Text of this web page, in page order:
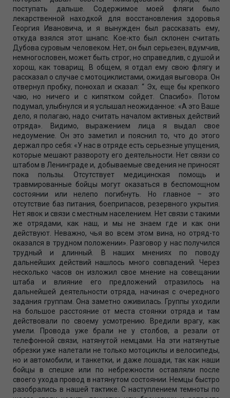
поступать дальше. Содержимое моей фляги было
лекарственной находкой для восстановления здоровья
Георгия Ивановича, и я вынужден был рассказать ему,
откуда взялся этот шнапс. Кое-кто был склонен считать
Дубова суровым человеком. Нет, он был серьезен, вдумчив,
немногословен, может быть строг, но справедлив, с душой и
хорош, как товарищ. В общем, я отдал ему свою флягу и
рассказал о случае с мотоциклистами, ожидая выговора. Он
отвернул пробку, понюхал и сказал: “ Эх, еще бы крепкого
чаю, но ничего и с кипятком сойдет. Спасибо». Потом
подумал, улыбнулся и я услышал неожиданное: «А это Ваше
дело, я полагаю, надо считать началом активных действий
отряда». Видимо, выражением лица я выдал свое
недоумение. Он это заметил и пояснил то, что до этого
держал про себя: «У нас в отряде есть серьезные упущения,
которые мешают развороту его деятельности. Нет связи со
штабом в Ленинграде и, добываемые сведения не приносят
пока пользы. Отсутствует медицинская помощь и
травмированные бойцы могут оказаться в беспомощном
состоянии или нелепо погибнуть. Но главное – это
отсутствие баз питания, боеприпасов, резервного укрытия.
Нет явок и связи с местным населением. Нет связи с такими
же отрядами, как наш, и мы не знаем где и как они
действуют. Неважно, чья во всем этом вина, но отряд-то
оказался в трудном положении». Разговор у нас получился
трудный и длинный. В наших мнениях по поводу
дальнейших действий нашлось много совпадений. Через
несколько часов он изложил свое мнение на совещании
штаба и влияние его предложений отразилось на
дальнейшей деятельности отряда, начиная с очередного
задания группам. Она заметно оживилась. Группы уходили
на большое расстояние от места стоянки отряда и там
действовали по своему усмотрению. Вредили врагу, как
умели. Провода уже брали не у столбов, а резали от
телефонной связи, натянутой немцами. На эти натянутые
обрезки уже налетали не только мотоциклы и велосипеды,
но и автомобили, и танкетки, и даже лошади, так как наши
бойцы в спешке или по небрежности оставляли после
своего ухода провод в натянутом состоянии. Немцы быстро
разобрались в нашей тактике. С наступлением темноты по